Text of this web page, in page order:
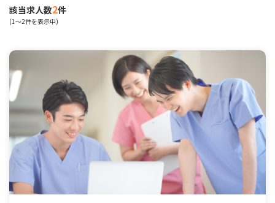
該当求人数2件
(1～2件を表示中)